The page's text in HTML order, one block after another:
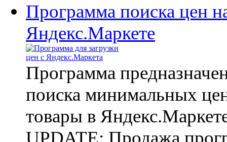
Программа поиска цен
Яндекс.Маркете
Программа
поиска минимальных
товары в
UPDATE: Продажа